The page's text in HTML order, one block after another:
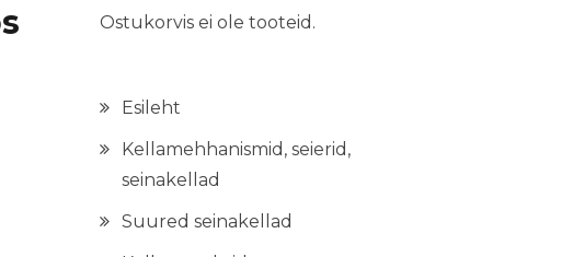
Ostukorvis ei ole tooteid.
Esileht
Kellamehhanismid, seierid,
seinakellad
Suured seinakellad